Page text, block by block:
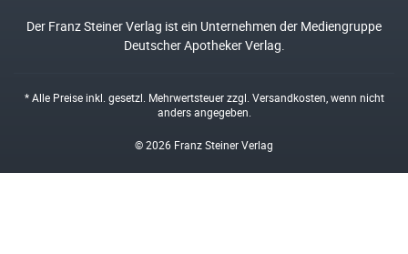
Der Franz Steiner Verlag ist ein Unternehmen der Mediengruppe
Deutscher Apotheker Verlag.
* Alle Preise inkl. gesetzl. Mehrwertsteuer zzgl. Versandkosten , wenn nicht
anders angegeben.
© 2026 Franz Steiner Verlag